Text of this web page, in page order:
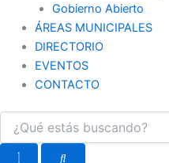
Gobierno Abierto
ÁREAS MUNICIPALES
DIRECTORIO
EVENTOS
CONTACTO